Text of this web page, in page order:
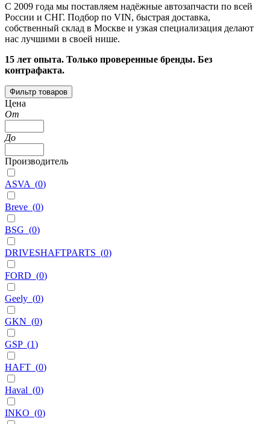
С 2009 года мы поставляем надёжные автозапчасти по всей
России и СНГ. Подбор по VIN, быстрая доставка,
собственный склад в Москве и узкая специализация делают
нас лучшими в своей нише.
15 лет опыта. Только проверенные бренды. Без
контрафакта.
Фильтр товаров
Цена
От
До
Производитель
ASVA (0)
Breve (0)
BSG (0)
DRIVESHAFTPARTS (0)
FORD (0)
Geely (0)
GKN (0)
GSP (1)
HAFT (0)
Haval (0)
INKO (0)